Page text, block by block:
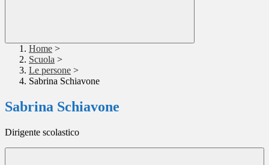
Home >
Scuola >
Le persone >
Sabrina Schiavone
Sabrina Schiavone
Dirigente scolastico